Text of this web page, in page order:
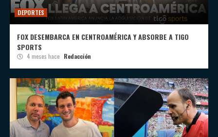
DEPORTES
FOX DESEMBARCA EN CENTROAMÉRICA Y ABSORBE A TIGO
SPORTS
4 meses hace Redacción